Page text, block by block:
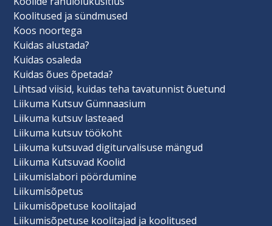
Koolitused ja sündmused
Koos noortega
Kuidas alustada?
Kuidas osaleda
Kuidas õues õpetada?
Lihtsad viisid, kuidas teha tavatunnist õuetund
Liikuma Kutsuv Gümnaasium
Liikuma kutsuv lasteaed
Liikuma kutsuv töökoht
Liikuma kutsuvad digiturvalisuse mängud
Liikuma Kutsuvad Koolid
Liikumislabori pöördumine
Liikumisõpetus
Liikumisõpetuse koolitajad
Liikumisõpetuse koolitajad ja koolitused